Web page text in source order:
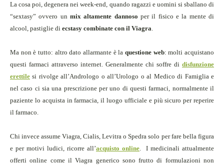
La cosa poi, degenera nei week-end, quando ragazzi e uomini si sballano di
“sextasy”ovvero unmix altamente dannoso per il fisico e la mente di
alcool, pastiglie di ecstasy combinate con il Viagra.
Ma non è tutto: altro dato allarmante è la questione web: molti acquistano
questi farmaci attraverso internet. Generalmente chi soffre di disfunzione
erettile si rivolge all’Andrologo o all’Urologo o al Medico di Famiglia e
nel caso ci sia una prescrizione per uno di questi farmaci, normalmente il
paziente lo acquista in farmacia, il luogo ufficiale e più sicuro per reperire
il farmaco.
Chi invece assume Viagra, Cialis, Levitra o Spedra solo per fare bella figura
e per motivi ludici, ricorre all’acquisto online.
I medicinali attualmente
offerti online come il Viagra generico sono frutto di formulazioni non